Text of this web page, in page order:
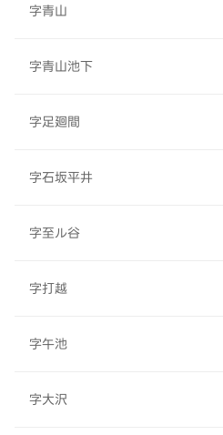
字青山
字青山池下
字足廻間
字石坂平井
字至ル谷
字打越
字午池
字大沢